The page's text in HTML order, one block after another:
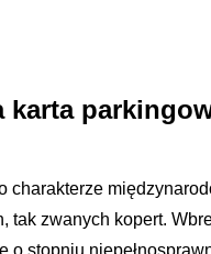
karta
charakterze
tak zwanych kopert.
o stopniu